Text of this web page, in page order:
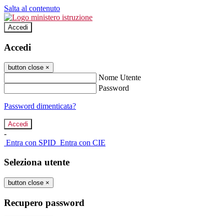
Salta al contenuto
Accedi
Accedi
button close ×
Nome Utente
Password
Password dimenticata?
-
Entra con SPID Entra con CIE
Seleziona utente
button close ×
Recupero password